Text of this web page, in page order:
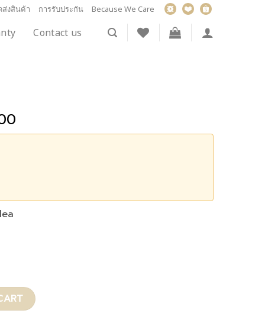
ส่งสินค้า การรับประกัน Because We Care
Contact us